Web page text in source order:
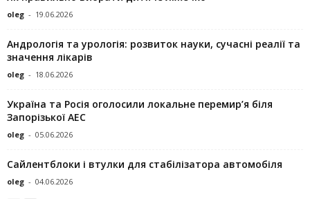
oleg - 19.06.2026
Андрологія та урологія: розвиток науки, сучасні реалії та
значення лікарів
oleg - 18.06.2026
Україна та Росія оголосили локальне перемир’я біля
Запорізької АЕС
oleg - 05.06.2026
Сайлентблоки і втулки для стабілізатора автомобіля
oleg - 04.06.2026